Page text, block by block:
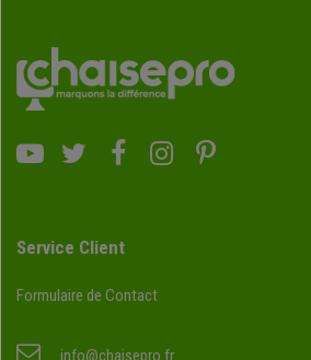
Service Client
Formulaire de Contact
info@chaisepro.fr